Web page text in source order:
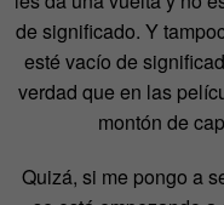
de significado. Y
esté vacío de
verdad que en las
montón de
Quizá, si me pongo a